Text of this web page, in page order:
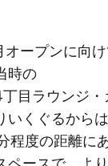
オープンに​向け
時の​
丁目ラウンジ
いく​ぐるからは​
程度の​距離に​